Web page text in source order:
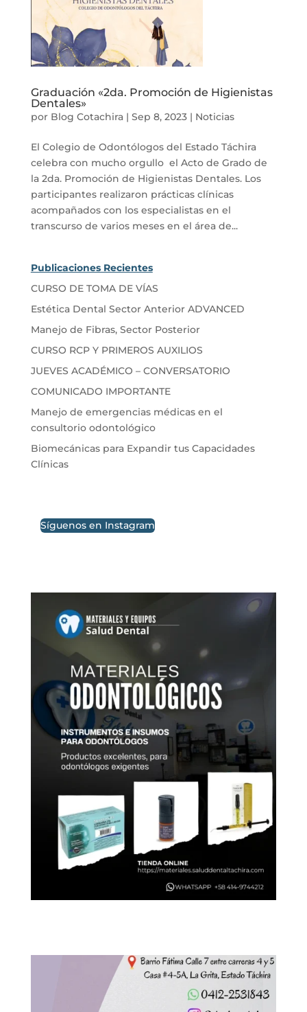
Graduación «2da. Promoción de Higienistas
Dentales»
por Blog Cotachira| Sep 8, 2023| Noticias
El Colegio de Odontólogos del Estado Táchira
celebra con mucho orgullo el Acto de Grado de
la 2da. Promoción de Higienistas Dentales. Los
participantes realizaron prácticas clínicas
acompañados con los especialistas en el
transcurso de varios meses en el área de...
Publicaciones Recientes
CURSO DE TOMA DE VÍAS
Estética Dental Sector Anterior ADVANCED
Manejo de Fibras, Sector Posterior
CURSO RCP Y PRIMEROS AUXILIOS
JUEVES ACADÉMICO – CONVERSATORIO
COMUNICADO IMPORTANTE
Manejo de emergencias médicas en el
consultorio odontológico
Biomecánicas para Expandir tus Capacidades
Clínicas
Síguenos en Instagram